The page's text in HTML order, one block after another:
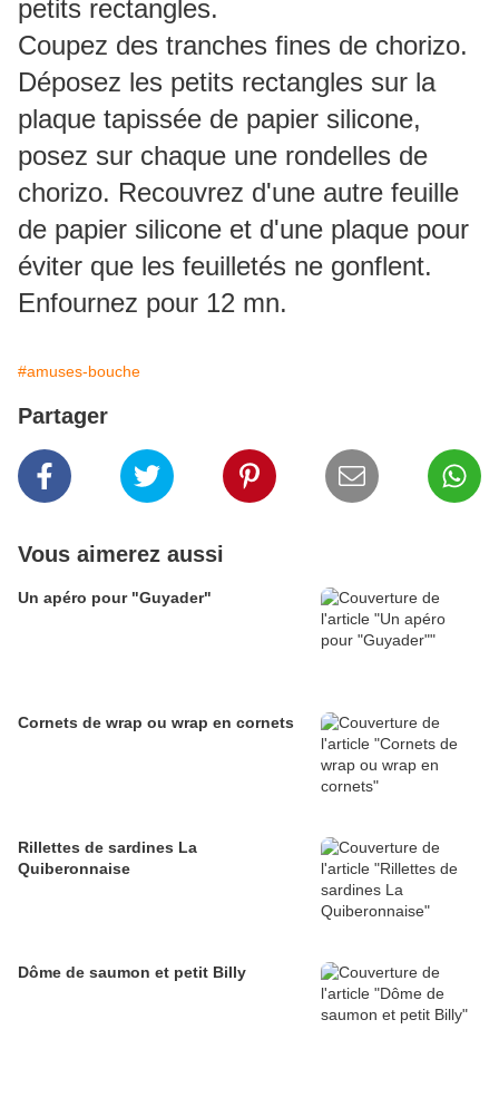
petits rectangles.
Coupez des tranches fines de chorizo.
Déposez les petits rectangles sur la
plaque tapissée de papier silicone,
posez sur chaque une rondelles de
chorizo. Recouvrez d'une autre feuille
de papier silicone et d'une plaque pour
éviter que les feuilletés ne gonflent.
Enfournez pour 12 mn.
#amuses-bouche
Partager
Vous aimerez aussi
Un apéro pour "Guyader"
Cornets de wrap ou wrap en cornets
Rillettes de sardines La
Quiberonnaise
Dôme de saumon et petit Billy